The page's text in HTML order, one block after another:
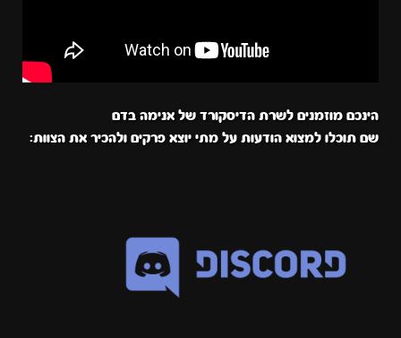
הינכם מוזמנים לשרת הדיסקורד של אנימה בדם
שם תוכלו למצוא הודעות על מתי יוצא פרקים ולהכיר את הצוות: